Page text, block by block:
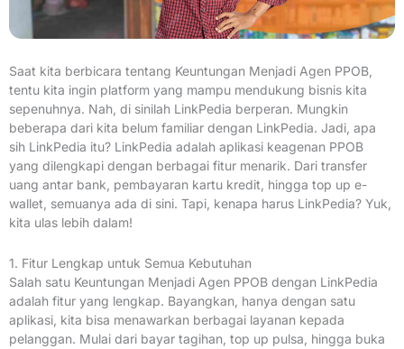
Saat kita berbicara tentang Keuntungan Menjadi Agen PPOB,
tentu kita ingin platform yang mampu mendukung bisnis kita
sepenuhnya. Nah, di sinilah LinkPedia berperan. Mungkin
beberapa dari kita belum familiar dengan LinkPedia. Jadi, apa
sih LinkPedia itu? LinkPedia adalah aplikasi keagenan PPOB
yang dilengkapi dengan berbagai fitur menarik. Dari transfer
uang antar bank, pembayaran kartu kredit, hingga top up e-
wallet, semuanya ada di sini. Tapi, kenapa harus LinkPedia? Yuk,
kita ulas lebih dalam!
1. Fitur Lengkap untuk Semua Kebutuhan
Salah satu Keuntungan Menjadi Agen PPOB dengan LinkPedia
adalah fitur yang lengkap. Bayangkan, hanya dengan satu
aplikasi, kita bisa menawarkan berbagai layanan kepada
pelanggan. Mulai dari bayar tagihan, top up pulsa, hingga buka